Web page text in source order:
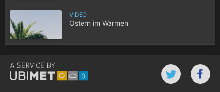
VIDEO
Ostern im Warmen